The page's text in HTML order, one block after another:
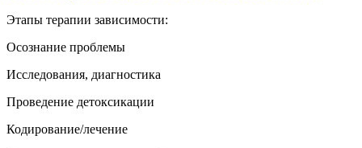
Этапы терапии зависимости:
Осознание проблемы
Исследования, диагностика
Проведение детоксикации
Кодирование/лечение